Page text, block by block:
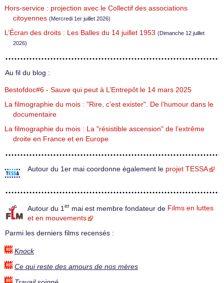
Hors-service : projection avec le Collectif des associations
citoyennes (Mercredi 1er juillet 2026)
L’Écran des droits : Les Balles du 14 juillet 1953 (Dimanche 12 juillet
2026)
Au fil du blog :
Bestofdoc#6 - Sauve qui peut à L’Entrepôt le 14 mars 2025
La filmographie du mois : "Rire, c’est exister". De l’humour dans le
documentaire
La filmographie du mois : La "résistible ascension" de l’extrême
droite en France et en Europe
Autour du 1er mai coordonne également le projet TESSA
Autour du 1 er mai est membre fondateur de Films en luttes
et en mouvements
Parmi les derniers films recensés :
Knock
Ce qui reste des amours de nos mères